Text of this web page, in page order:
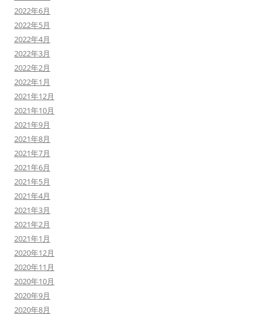
2022年6月
2022年5月
2022年4月
2022年3月
2022年2月
2022年1月
2021年12月
2021年10月
2021年9月
2021年8月
2021年7月
2021年6月
2021年5月
2021年4月
2021年3月
2021年2月
2021年1月
2020年12月
2020年11月
2020年10月
2020年9月
2020年8月